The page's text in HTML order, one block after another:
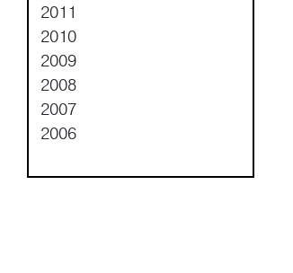
2011
2010
2009
2008
2007
2006